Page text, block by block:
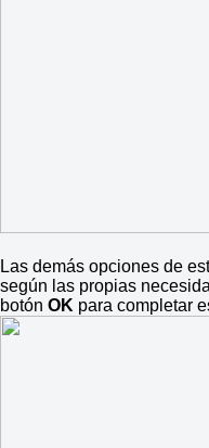
Las demás opciones de
según las propias
botón OK para completar